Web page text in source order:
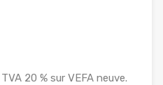
20 % sur VEFA neuve.